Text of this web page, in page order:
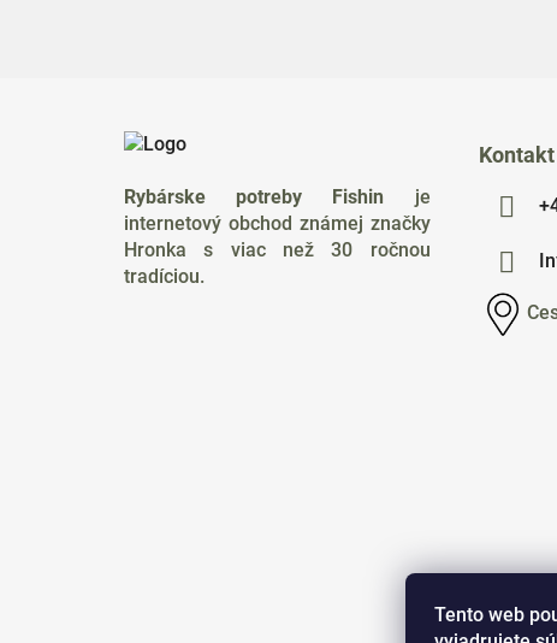
Tento web
Rybárske potreby Fishin je
internetový obchod známej značky
Hronka s viac než 30 ročnou
tradíciou.
Kontakt